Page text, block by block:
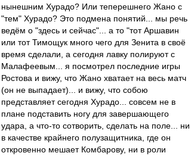
нынешним Хурадо? Или теперешнего Жано с
"тем" Хурадо? Это подмена понятий... мы речь
ведём о "здесь и сейчас"... а то "тот Аршавин
или тот Тимощук много чего для Зенита в своё
время сделали, а сегодня лавку полируют с
Малафеевым... я посмотрел последние игры
Ростова и вижу, что Жано хватает на весь матч
(он не выпадает)... и вижу, что собою
представляет сегодня Хурадо... совсем не в
плане подставить ногу для завершающего
удара, а что-то сотворить, сделать на поле... ни
в качестве крайнего полузащитника, где он
откровенно мешает Комбарову, ни в роли